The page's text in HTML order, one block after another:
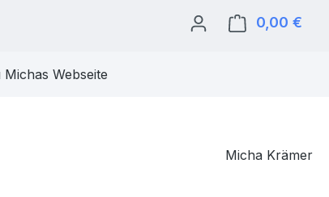
0,00 €
Michas Webseite
Micha Krämer